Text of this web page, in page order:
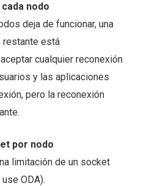
nodo
deja de funcionar, una
restante está
cualquier reconexión
y las aplicaciones
pero la reconexión
por nodo
limitación de un socket
ODA).